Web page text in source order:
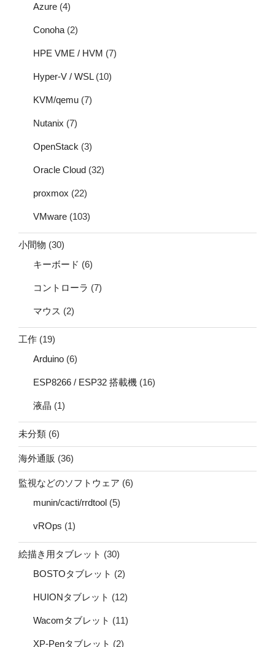
Azure (4)
Conoha (2)
HPE VME / HVM (7)
Hyper-V / WSL(10)
KVM/qemu (7)
Nutanix (7)
OpenStack (3)
Oracle Cloud (32)
proxmox (22)
VMware (103)
小間物 (30)
キーボード (6)
コントローラ (7)
マウス (2)
工作 (19)
Arduino (6)
ESP8266 / ESP32 搭載機 (16)
液晶 (1)
未分類 (6)
海外通販 (36)
監視などのソフトウェア (6)
munin/cacti/rrdtool (5)
vROps (1)
絵描き用タブレット (30)
BOSTOタブレット (2)
HUIONタブレット (12)
Wacomタブレット (11)
XP-Penタブレット (2)